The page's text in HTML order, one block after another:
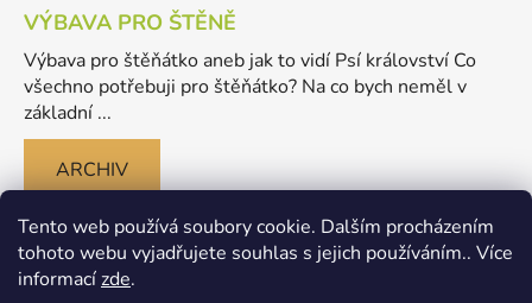
Tento web používá soubory cookie. Dalším procházením
tohoto webu vyjadřujete souhlas s jejich používáním.. Více
informacízde.
VÝBAVA PRO ŠTĚNĚ
Výbava pro štěňátko aneb jak to vidí Psí království Co
všechno potřebuji pro štěňátko? Na co bych neměl v
základní ...
ARCHIV